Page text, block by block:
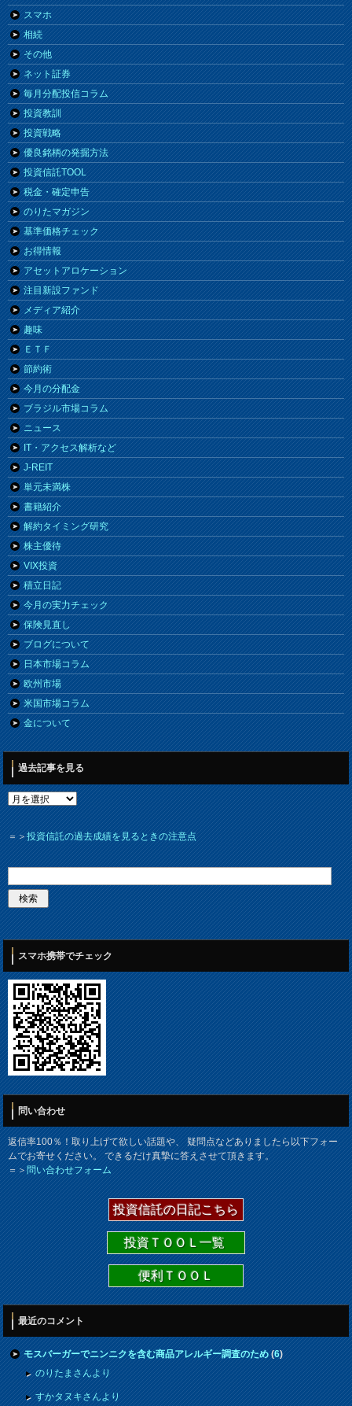
スマホ
相続
その他
ネット証券
毎月分配投信コラム
投資教訓
投資戦略
優良銘柄の発掘方法
投資信託TOOL
税金・確定申告
のりたマガジン
基準価格チェック
お得情報
アセットアロケーション
注目新設ファンド
メディア紹介
趣味
ＥＴＦ
節約術
今月の分配金
ブラジル市場コラム
ニュース
IT・アクセス解析など
J-REIT
単元未満株
書籍紹介
解約タイミング研究
株主優待
VIX投資
積立日記
今月の実力チェック
保険見直し
ブログについて
日本市場コラム
欧州市場
米国市場コラム
金について
過去記事を見る
＝＞投資信託の過去成績を見るときの注意点
スマホ携帯でチェック
問い合わせ
返信率100％！取り上げて欲しい話題や、 疑問点などありましたら以下フォー
ムでお寄せください。 できるだけ真摯に答えさせて頂きます。
＝＞問い合わせフォーム
投資信託の日記こちら
投資ＴＯＯＬ一覧
便利ＴＯＯＬ
最近のコメント
モスバーガーでニンニクを含む商品アレルギー調査のため(6)
のりたまさんより
すかタヌキさんより